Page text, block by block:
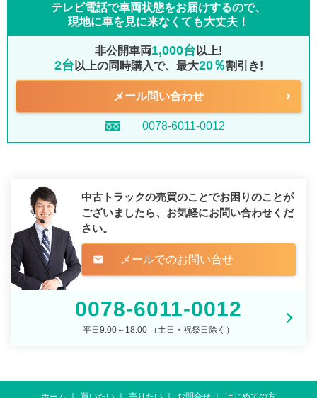
テレビ電話で車両状態をお届けするので、
現地に車を見に来なくても大丈夫！
非公開車両1,000台 以上!
2台 以上の同時購入で、最大20％割引き!
メール問い合わせ
0078-6011-0012
中古トラックの売買のことでお困りのことが
ございましたら、 お気軽にお問い合わせくだ
さい。
mail メールでのお問い合せ
0078-6011-0012
平日9:00～18:00 （土日・祝祭日除く）